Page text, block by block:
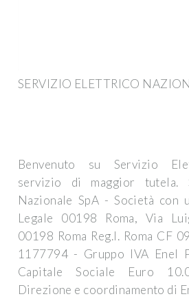
SERVIZIO ELETTRICO
Benvenuto su Servizio
servizio di maggior tutela.
Nazionale SpA - Società con
Legale 00198 Roma, Via
00198 Roma Reg.I. Roma CF
1177794 - Gruppo IVA Enel
Capitale Sociale Euro
Direzione e coordinamento di